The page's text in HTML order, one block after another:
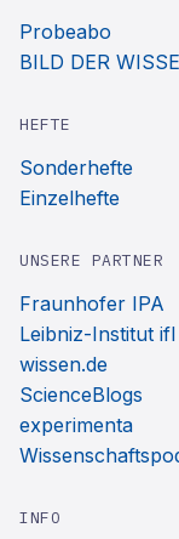
Probeabo
BILD DER
HEFTE
Sonderhefte
Einzelhefte
UNSERE PARTNER
Fraunhofer IPA
Leibniz-Institut ifl
wissen.de
ScienceBlogs
experimenta
INFO